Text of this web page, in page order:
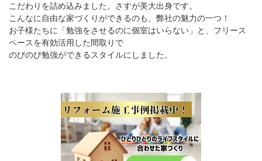
こだわりを詰め込みました。さすが美大出身です。
こんなに自由な家づくりができるのも、弊社の魅力の一つ！
お子様たちに「勉強をさせるのに個室はいらない」と、フリース
ペースを有効活用した間取りで
のびのび勉強ができるスタイルにしました。